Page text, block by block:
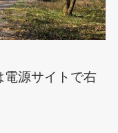
電源サイトで右